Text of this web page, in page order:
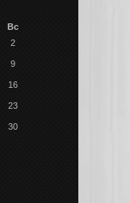
Вс
2
9
16
23
30